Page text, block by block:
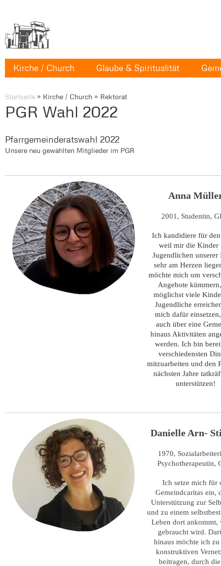
Kirche / Church Glaube & Spiritualität
Startseite » Kirche / Church » Rektorat
PGR Wahl 2022
Pfarrgemeinderatswahl 2022
Unsere neu gewählten Mitglieder im PGR
Anna
2001, Studentin,
Ich kandidiere für
weil mir die Kinder
Jugendlichen unserer
sehr am Herzen
möchte mich um
Angebote
möglichst viele
Jugendliche
mich dafür
auch über eine
hinaus Aktivitäten
werden. Ich bin
verschiedensten
mitzuarbeiten und den
nächsten Jahre
unterstützen!
Danielle Arn-
1970,
Psychotherapeutin,
Ich setze mich für
Gemeindcaritas ein,
Unterstützung zur
und zu einem
Leben dort ankommt,
gebraucht wird.
hinaus möchte ich zu
konstruktiven
beitragen, durch